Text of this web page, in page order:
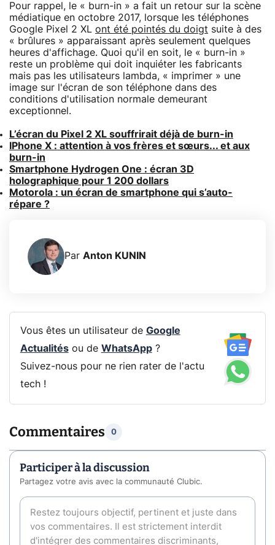
Pour rappel, le « burn-in » a fait un retour sur la scène
médiatique en octobre 2017, lorsque les téléphones
Google Pixel 2 XL ont été pointés du doigt suite à des
« brûlures » apparaissant après seulement quelques
heures d'affichage. Quoi qu'il en soit, le « burn-in »
reste un problème qui doit inquiéter les fabricants
mais pas les utilisateurs lambda, « imprimer » une
image sur l'écran de son téléphone dans des
conditions d'utilisation normale demeurant
exceptionnel.
L’écran du Pixel 2 XL souffrirait déjà de burn-in
IPhone X : attention à vos frères et sœurs... et aux
burn-in
Smartphone Hydrogen One : écran 3D
holographique pour 1 200 dollars
Motorola : un écran de smartphone qui s’auto-
répare ?
Par Anton KUNIN
Vous êtes un utilisateur de Google
Actualitésou de WhatsApp?
Suivez-nous pour ne rien rater de l'actu
tech !
Commentaires 0
Participer à la discussion
Partagez votre avis avec la communauté Clubic.